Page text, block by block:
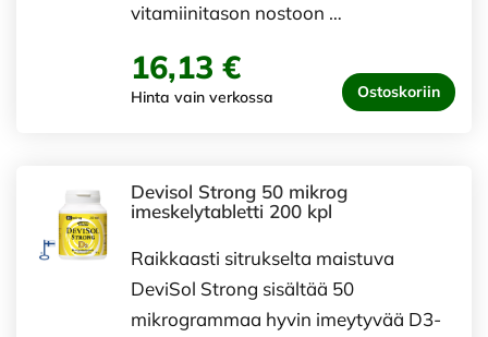
vitamiinitason nostoon …
16,13 €
Hinta vain verkossa Ostoskoriin
Devisol Strong 50 mikrog
imeskelytabletti 200 kpl
Raikkaasti sitrukselta maistuva
DeviSol Strong sisältää 50
mikrogrammaa hyvin imeytyvää D3-